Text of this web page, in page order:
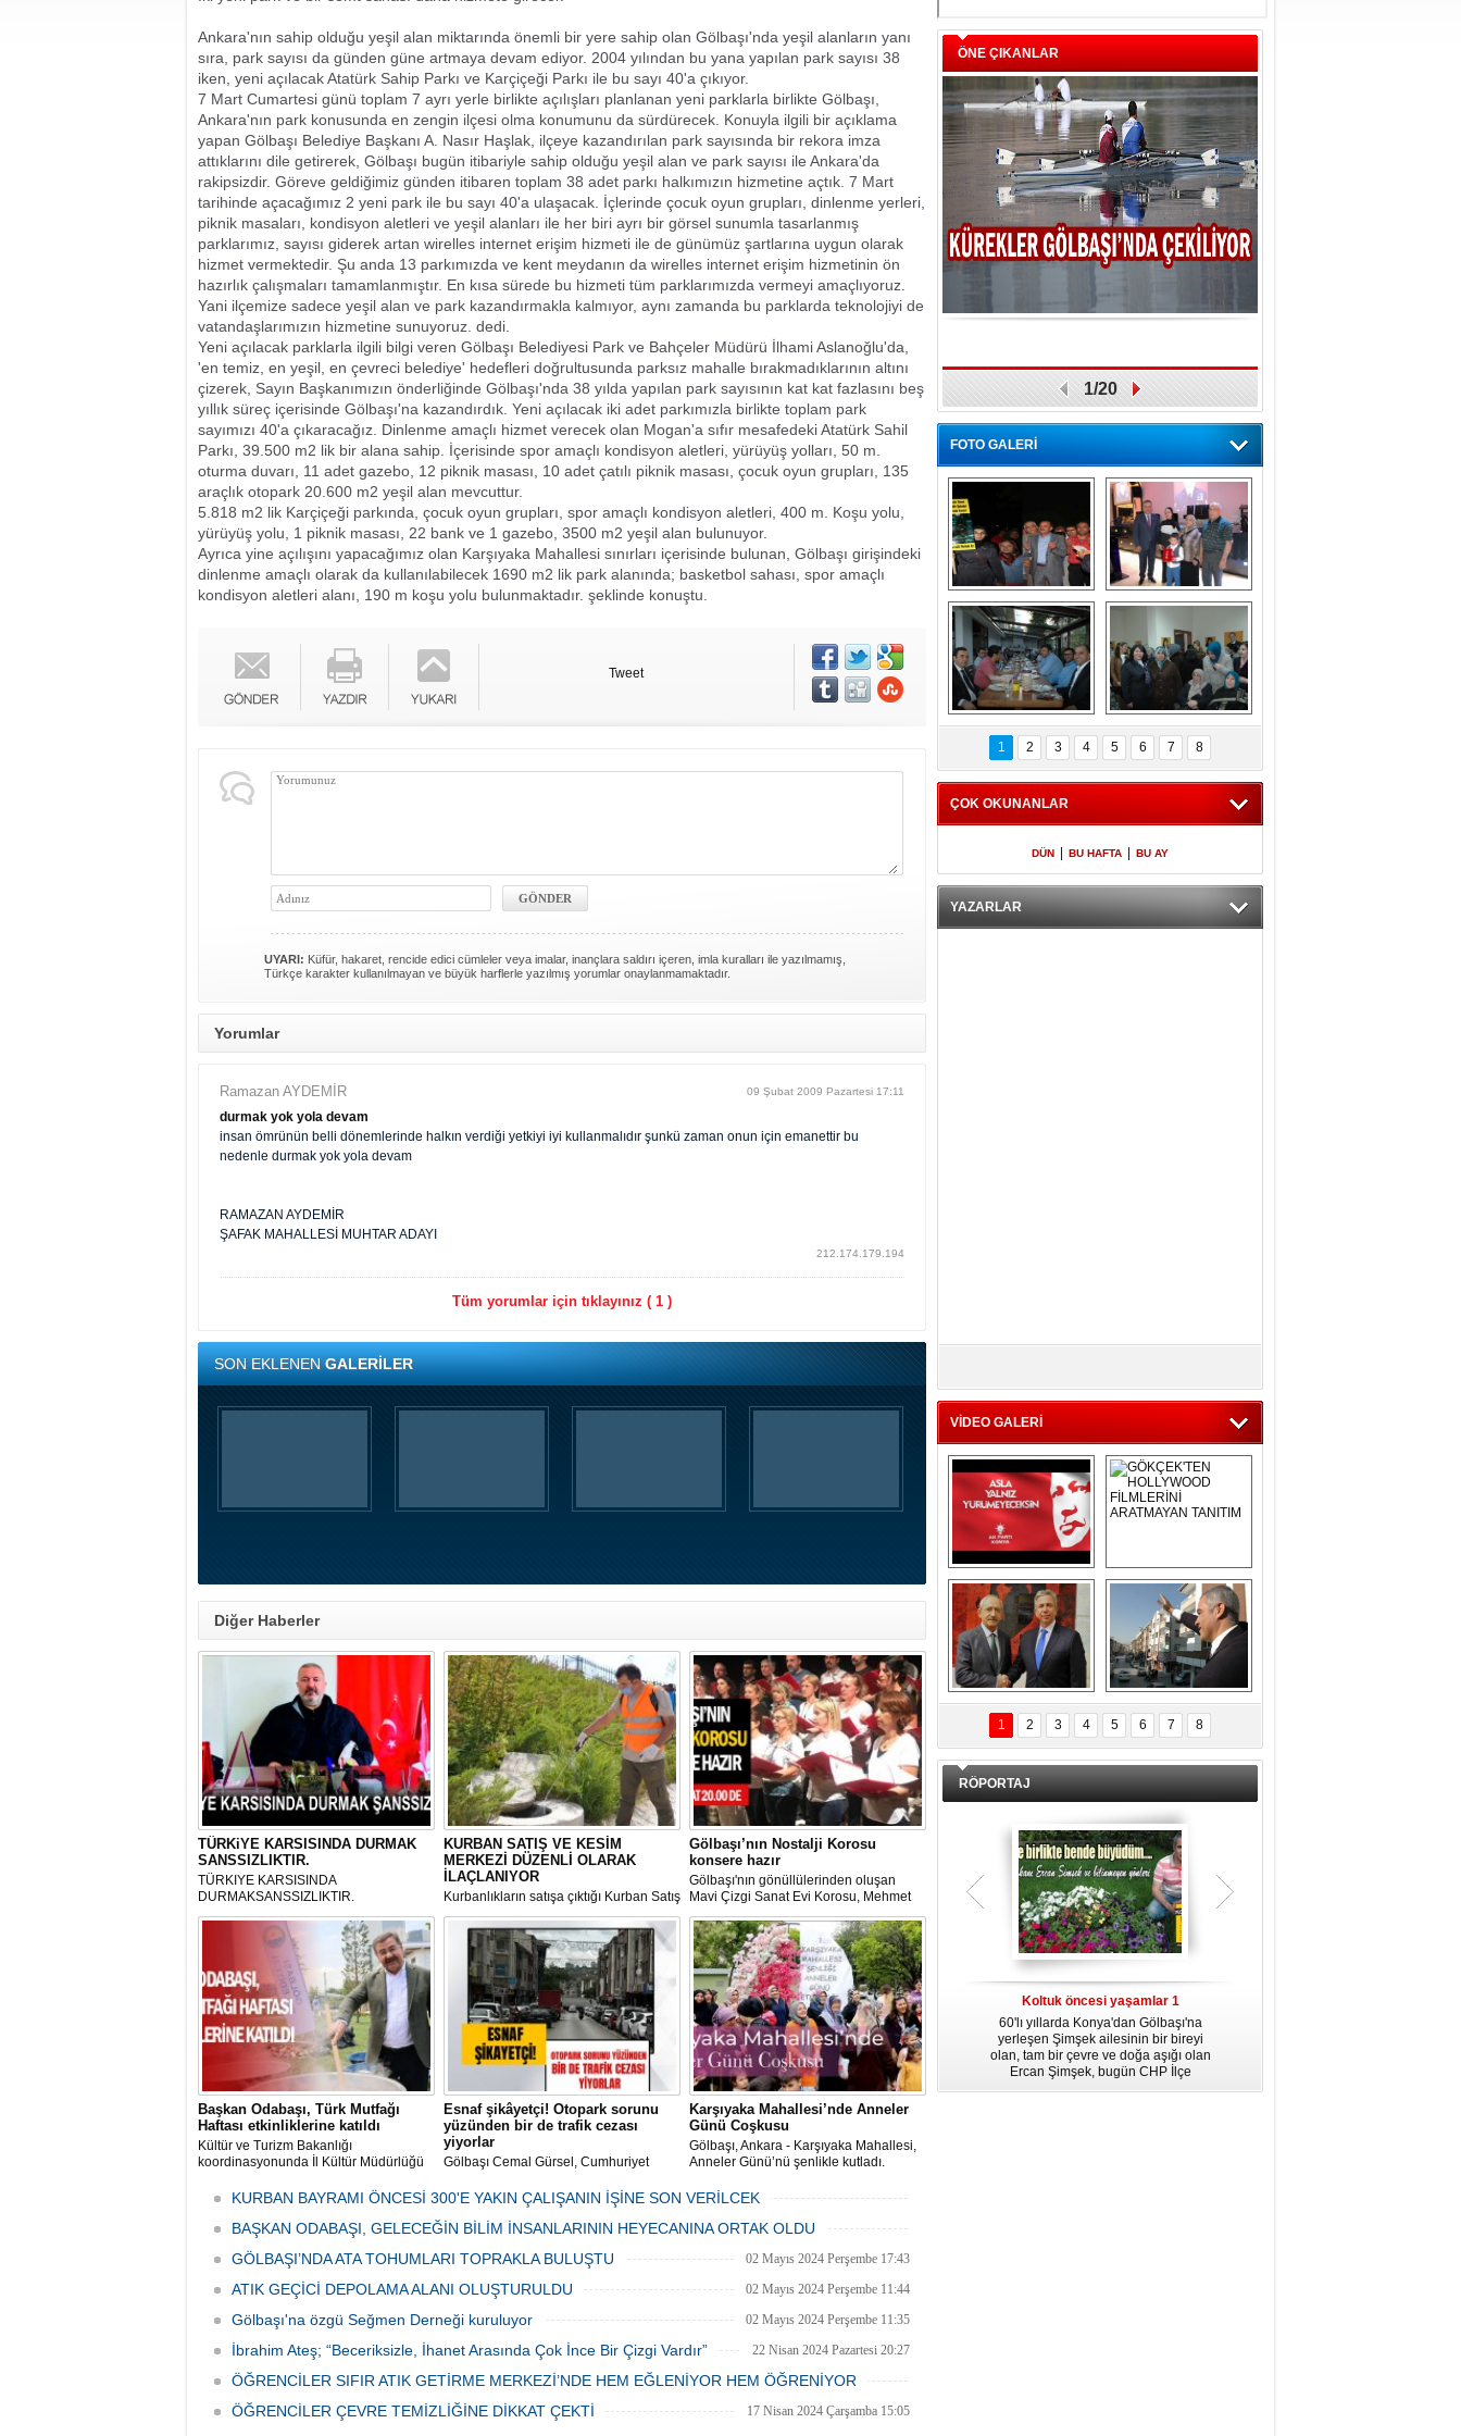
Ankara'nın sahip olduğu yeşil alan miktarında önemli bir yere sahip olan Gölbaşı'nda yeşil alanların yanı
sıra, park sayısı da günden güne artmaya devam ediyor. 2004 yılından bu yana yapılan park sayısı 38
iken, yeni açılacak Atatürk Sahip Parkı ve Karçiçeği Parkı ile bu sayı 40'a çıkıyor.
7 Mart Cumartesi günü toplam 7 ayrı yerle birlikte açılışları planlanan yeni parklarla birlikte Gölbaşı,
Ankara'nın park konusunda en zengin ilçesi olma konumunu da sürdürecek. Konuyla ilgili bir açıklama
yapan Gölbaşı Belediye Başkanı A. Nasır Haşlak, ilçeye kazandırılan park sayısında bir rekora imza
attıklarını dile getirerek, Gölbaşı bugün itibariyle sahip olduğu yeşil alan ve park sayısı ile Ankara'da
rakipsizdir. Göreve geldiğimiz günden itibaren toplam 38 adet parkı halkımızın hizmetine açtık. 7 Mart
tarihinde açacağımız 2 yeni park ile bu sayı 40'a ulaşacak. İçlerinde çocuk oyun grupları, dinlenme yerleri,
piknik masaları, kondisyon aletleri ve yeşil alanları ile her biri ayrı bir görsel sunumla tasarlanmış
parklarımız, sayısı giderek artan wirelles internet erişim hizmeti ile de günümüz şartlarına uygun olarak
hizmet vermektedir. Şu anda 13 parkımızda ve kent meydanın da wirelles internet erişim hizmetinin ön
hazırlık çalışmaları tamamlanmıştır. En kısa sürede bu hizmeti tüm parklarımızda vermeyi amaçlıyoruz.
Yani ilçemize sadece yeşil alan ve park kazandırmakla kalmıyor, aynı zamanda bu parklarda teknolojiyi de
vatandaşlarımızın hizmetine sunuyoruz. dedi.
Yeni açılacak parklarla ilgili bilgi veren Gölbaşı Belediyesi Park ve Bahçeler Müdürü İlhami Aslanoğlu'da,
'en temiz, en yeşil, en çevreci belediye' hedefleri doğrultusunda parksız mahalle bırakmadıklarının altını
çizerek, Sayın Başkanımızın önderliğinde Gölbaşı'nda 38 yılda yapılan park sayısının kat kat fazlasını beş
yıllık süreç içerisinde Gölbaşı'na kazandırdık. Yeni açılacak iki adet parkımızla birlikte toplam park
sayımızı 40'a çıkaracağız. Dinlenme amaçlı hizmet verecek olan Mogan'a sıfır mesafedeki Atatürk Sahil
Parkı, 39.500 m2 lik bir alana sahip. İçerisinde spor amaçlı kondisyon aletleri, yürüyüş yolları, 50 m.
oturma duvarı, 11 adet gazebo, 12 piknik masası, 10 adet çatılı piknik masası, çocuk oyun grupları, 135
araçlık otopark 20.600 m2 yeşil alan mevcuttur.
5.818 m2 lik Karçiçeği parkında, çocuk oyun grupları, spor amaçlı kondisyon aletleri, 400 m. Koşu yolu,
yürüyüş yolu, 1 piknik masası, 22 bank ve 1 gazebo, 3500 m2 yeşil alan bulunuyor.
Ayrıca yine açılışını yapacağımız olan Karşıyaka Mahallesi sınırları içerisinde bulunan, Gölbaşı girişindeki
dinlenme amaçlı olarak da kullanılabilecek 1690 m2 lik park alanında; basketbol sahası, spor amaçlı
kondisyon aletleri alanı, 190 m koşu yolu bulunmaktadır. şeklinde konuştu.
Tweet
UYARI: Küfür, hakaret, rencide edici cümleler veya imalar, inançlara saldırı içeren, imla kuralları ile yazılmamış,
Türkçe karakter kullanılmayan ve büyük harflerle yazılmış yorumlar onaylanmamaktadır.
Yorumlar
Ramazan AYDEMİR 09 Şubat 2009 Pazartesi 17:11
durmak yok yola devam
insan ömrünün belli dönemlerinde halkın verdiği yetkiyi iyi kullanmalıdır şunkü zaman onun için emanettir bu
nedenle durmak yok yola devam
RAMAZAN AYDEMİR
ŞAFAK MAHALLESİ MUHTAR ADAYI
212.174.179.194
Tüm yorumlar için tıklayınız ( 1 )
SON EKLENENGALERİLER
Diğer Haberler
TÜRKiYE KARSISINDA DURMAK
SANSSIZLIKTIR.
TÜRKIYE KARSISINDA
DURMAKSANSSIZLIKTIR.
KURBAN SATIŞ VE KESİM
MERKEZİ DÜZENLİ OLARAK
İLAÇLANIYOR
Kurbanlıkların satışa çıktığı Kurban Satış
ve Kesim Merkezi, haşere ve
mikropların önüne geçilmesi amacıyla
her gün Gölbaşı Belediyesi ekipleri
tarafından düzenli olarak ilaçlanıyor.
Gölbaşı’nın Nostalji Korosu
konsere hazır
Gölbaşı'nın gönüllülerinden oluşan
Mavi Çizgi Sanat Evi Korosu, Mehmet
Akif Ersoy Kültür Merkezi’nde vereceği
konsere hızır.
Başkan Odabaşı, Türk Mutfağı
Haftası etkinliklerine katıldı
Kültür ve Turizm Bakanlığı
koordinasyonunda İl Kültür Müdürlüğü
Haftası" etkinlikleri Ankara'da devam
Esnaf şikâyetçi! Otopark sorunu
yüzünden bir de trafik cezası
yiyorlar
Gölbaşı Cemal Gürsel, Cumhuriyet
bulunan esnaf ve alışverişe gelen
vatandaşlar park cezaları yüzünden
canından bezdi.
Karşıyaka Mahallesi’nde Anneler
Günü Coşkusu
Gölbaşı, Ankara - Karşıyaka Mahallesi,
Anneler Günü’nü şenlikle kutladı.
öncülüğünde düzenlenen 1. Karşıyaka
KURBAN BAYRAMI ÖNCESİ 300'E YAKIN ÇALIŞANIN İŞİNE SON VERİLCEK
06 Mayıs 2024 Pazartesi 15:47
BAŞKAN ODABAŞI, GELECEĞİN BİLİM İNSANLARININ HEYECANINA ORTAK OLDU
06 Mayıs 2024 Pazartesi 15:31
GÖLBAŞI’NDA ATA TOHUMLARI TOPRAKLA BULUŞTU 02 Mayıs 2024 Perşembe 17:43
ATIK GEÇİCİ DEPOLAMA ALANI OLUŞTURULDU 02 Mayıs 2024 Perşembe 11:44
Gölbaşı'na özgü Seğmen Derneği kuruluyor 02 Mayıs 2024 Perşembe 11:35
İbrahim Ateş; “Beceriksizle, İhanet Arasında Çok İnce Bir Çizgi Vardır” 22 Nisan 2024 Pazartesi 20:27
ÖĞRENCİLER SIFIR ATIK GETİRME MERKEZİ’NDE HEM EĞLENİYOR HEM ÖĞRENİYOR
20 Nisan 2024 Cumartesi 15:26
ÖĞRENCİLER ÇEVRE TEMİZLİĞİNE DİKKAT ÇEKTİ 17 Nisan 2024 Çarşamba 15:05
ÖNE ÇIKANLAR
1/20
FOTO GALERİ
Gölbaşı GAZZE
İÇİN YÜRÜDÜ
Kaymakamlıktan
iftar yemeği
Kaymakamlıktan
iftar yemeği
NERGÜL
YILDIRIM SEÇİM
BÜROSUNU AÇTI
1 2 3 4 5 6 7 8
ÇOK OKUNANLAR
DÜN BU HAFTA BU AY
YAZARLAR
VİDEO GALERİ
Asla Yalnız
Yürümeyeceksin
Uzun Adam
GÖKÇEK'TEN
HOLLYWOOD
FİLMLERİNİ
ARATMAYAN
TANITIM
DAL İÇERİ ZÜBÜK!
ERCAN ŞİMŞEK
GÖLBAŞI'NDA
KASIRGA ETKİSİ
YARATTI !
1 2 3 4 5 6 7 8
RÖPORTAJ
Koltuk öncesi yaşamlar 1
60'lı yıllarda Konya'dan Gölbaşı'na
yerleşen Şimşek ailesinin bir bireyi
olan, tam bir çevre ve doğa aşığı olan
Ercan Şimşek, bugün CHP İlçe
Başkanlığı yaptığı Gölbaşı'nda yaşam
Teşrik tekbiri nedir? Ne anlama gelir?